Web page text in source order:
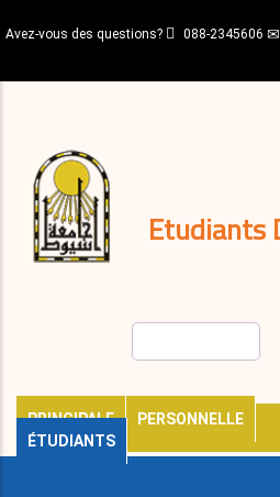
au
principal
Avez-vous des questions? 088-2345606
Etudiants
PRINCIPALE
PERSONNELLE
ÉTUDIANTS
décisions
Expatriés
Journal